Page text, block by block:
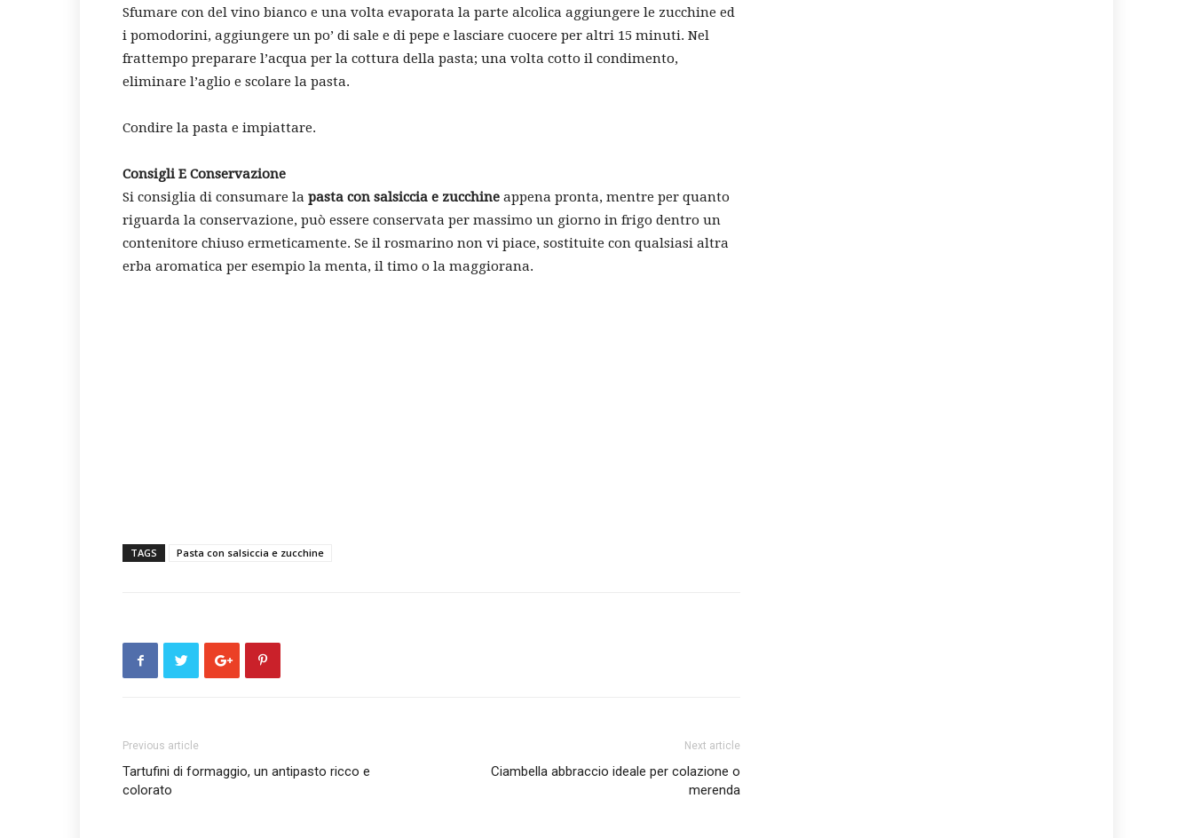
Sfumare con del vino bianco e una volta evaporata la parte alcolica aggiungere le zucchine ed
i pomodorini, aggiungere un po’ di sale e di pepe e lasciare cuocere per altri 15 minuti. Nel
frattempo preparare l’acqua per la cottura della pasta; una volta cotto il condimento,
eliminare l’aglio e scolare la pasta.
Condire la pasta e impiattare.
Consigli E Conservazione
Si consiglia di consumare la pasta con salsiccia e zucchine appena pronta, mentre per quanto
riguarda la conservazione, può essere conservata per massimo un giorno in frigo dentro un
contenitore chiuso ermeticamente. Se il rosmarino non vi piace, sostituite con qualsiasi altra
erba aromatica per esempio la menta, il timo o la maggiorana.
TAGS Pasta con salsiccia e zucchine
Previous article
Tartufini di formaggio, un antipasto ricco e
colorato
Next article
Ciambella abbraccio ideale per colazione o
merenda